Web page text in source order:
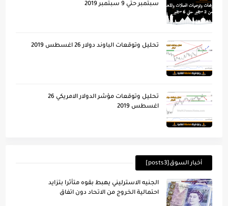
سبتمبر حتي 9 سبتمبر 2019
تحليل وتوقعات الباوند دولار 26 اغسطس 2019
تحليل وتوقعات مؤشر الدولار الامريكي 26
اغسطس 2019
أخبار السوق[posts3]
الجنيه الاسترليني يهبط بقوه متأثرا بتزايد
احتمالية الخروج من الاتحاد دون اتفاق